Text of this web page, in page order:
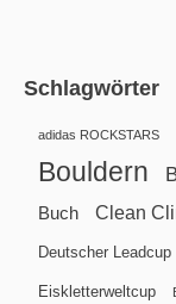
Schlagwörter
adidas ROCKSTARS
Bouldern
Buch Clean
Deutscher Leadcup
Eiskletterweltcup